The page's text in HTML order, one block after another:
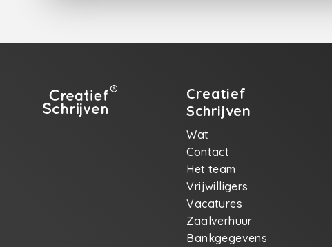
Creatief
Schrijven
Wat
Contact
Het team
Vrijwilligers
Vacatures
Zaalverhuur
Bankgegevens